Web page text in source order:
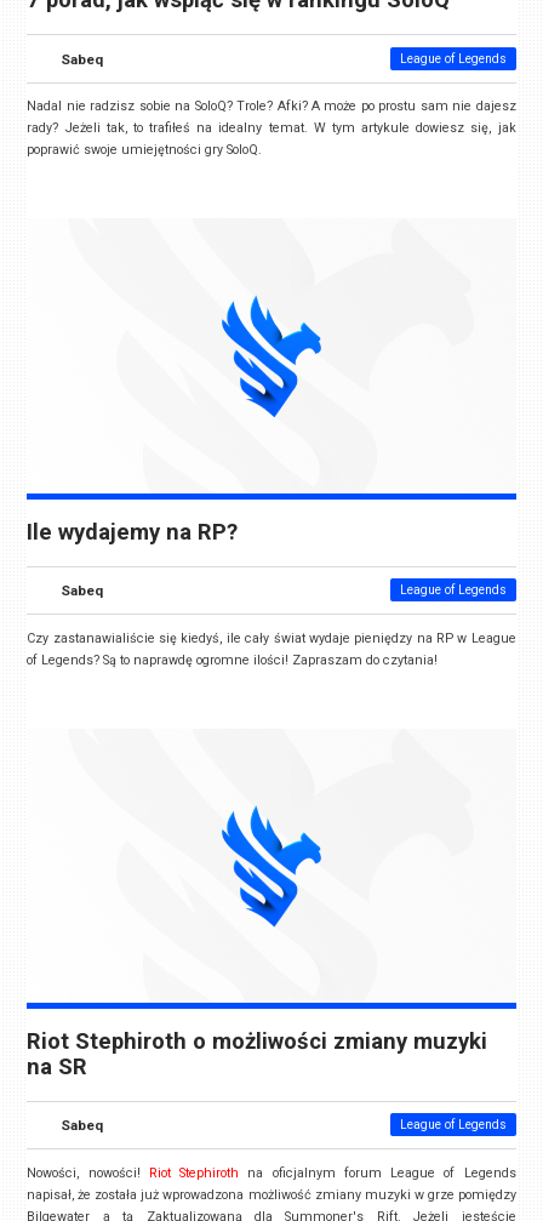
Sabeq League of Legends
Nadal nie radzisz sobie na SoloQ? Trole? Afki? A może po prostu sam nie dajesz
rady? Jeżeli tak, to trafiłeś na idealny temat. W tym artykule dowiesz się, jak
poprawić swoje umiejętności gry SoloQ.
Ile wydajemy na RP?
Sabeq League of Legends
Czy zastanawialiście się kiedyś, ile cały świat wydaje pieniędzy na RP w League
of Legends? Są to naprawdę ogromne ilości! Zapraszam do czytania!
Riot Stephiroth o możliwości zmiany muzyki
na SR
Sabeq League of Legends
Nowości, nowości! Riot Stephiroth na oficjalnym forum League of Legends
napisał, że została już wprowadzona możliwość zmiany muzyki w grze pomiędzy
Bilgewater a tą Zaktualizowaną dla Summoner's Rift. Jeżeli jesteście